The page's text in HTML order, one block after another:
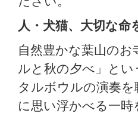
人・犬猫、大切な命
自然豊かな葉山の
ルと秋の夕べ」と
タルボウルの演奏
に思い浮かべる一